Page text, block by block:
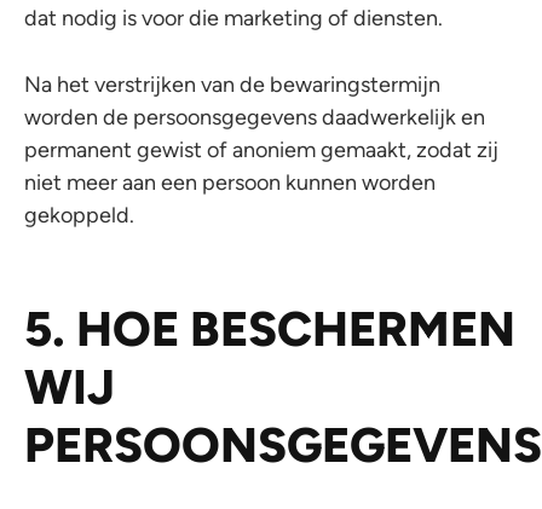
dat nodig is voor die marketing of diensten.
Na het verstrijken van de bewaringstermijn
worden de persoonsgegevens daadwerkelijk en
permanent gewist of anoniem gemaakt, zodat zij
niet meer aan een persoon kunnen worden
gekoppeld.
5. HOE BESCHERMEN
WIJ
PERSOONSGEGEVENS